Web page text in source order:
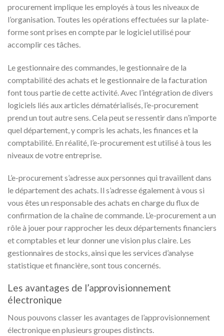
procurement implique les employés à tous les niveaux de
l’organisation. Toutes les opérations effectuées sur la plate-
forme sont prises en compte par le logiciel utilisé pour
accomplir ces tâches.
Le gestionnaire des commandes, le gestionnaire de la
comptabilité des achats et le gestionnaire de la facturation
font tous partie de cette activité. Avec l’intégration de divers
logiciels liés aux articles dématérialisés, l’e-procurement
prend un tout autre sens. Cela peut se ressentir dans n’importe
quel département, y compris les achats, les finances et la
comptabilité. En réalité, l’e-procurement est utilisé à tous les
niveaux de votre entreprise.
L’e-procurement s’adresse aux personnes qui travaillent dans
le département des achats. Il s’adresse également à vous si
vous êtes un responsable des achats en charge du flux de
confirmation de la chaîne de commande. L’e-procurement a un
rôle à jouer pour rapprocher les deux départements financiers
et comptables et leur donner une vision plus claire. Les
gestionnaires de stocks, ainsi que les services d’analyse
statistique et financière, sont tous concernés.
Les avantages de l’approvisionnement
électronique
Nous pouvons classer les avantages de l’approvisionnement
électronique en plusieurs groupes distincts.